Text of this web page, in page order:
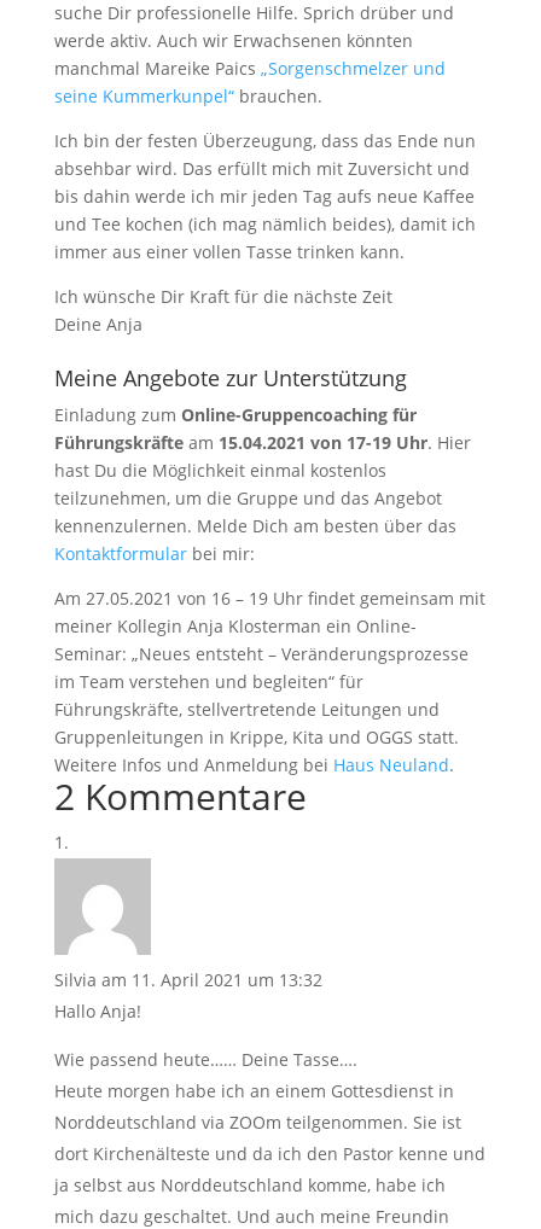
suche Dir professionelle Hilfe. Sprich drüber und
werde aktiv. Auch wir Erwachsenen könnten
manchmal Mareike Paics „Sorgenschmelzer und
seine Kummerkunpel“brauchen.
Ich bin der festen Überzeugung, dass das Ende nun
absehbar wird. Das erfüllt mich mit Zuversicht und
bis dahin werde ich mir jeden Tag aufs neue Kaffee
und Tee kochen (ich mag nämlich beides), damit ich
immer aus einer vollen Tasse trinken kann.
Ich wünsche Dir Kraft für die nächste Zeit
Deine Anja
Meine Angebote zur Unterstützung
Einladung zum Online-Gruppencoaching für
Führungskräfteam 15.04.2021 von 17-19 Uhr. Hier
hast Du die Möglichkeit einmal kostenlos
teilzunehmen, um die Gruppe und das Angebot
kennenzulernen. Melde Dich am besten über das
Kontaktformularbei mir:
Am 27.05.2021 von 16 – 19 Uhr findet gemeinsam mit
meiner Kollegin Anja Klosterman ein Online-
Seminar: „Neues entsteht – Veränderungsprozesse
im Team verstehen und begleiten“ für
Führungskräfte, stellvertretende Leitungen und
Gruppenleitungen in Krippe, Kita und OGGS statt.
Weitere Infos und Anmeldung bei Haus Neuland.
2 Kommentare
Silvia am 11. April 2021 um 13:32
Hallo Anja!
Wie passend heute…… Deine Tasse….
Heute morgen habe ich an einem Gottesdienst in
Norddeutschland via ZOOm teilgenommen. Sie ist
dort Kirchenälteste und da ich den Pastor kenne und
ja selbst aus Norddeutschland komme, habe ich
mich dazu geschaltet. Und auch meine Freundin